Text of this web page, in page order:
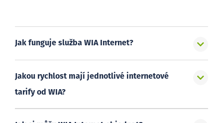
Jak funguje služba WIA Internet?
Jakou rychlost mají jednotlivé internetové
tarify od WIA?